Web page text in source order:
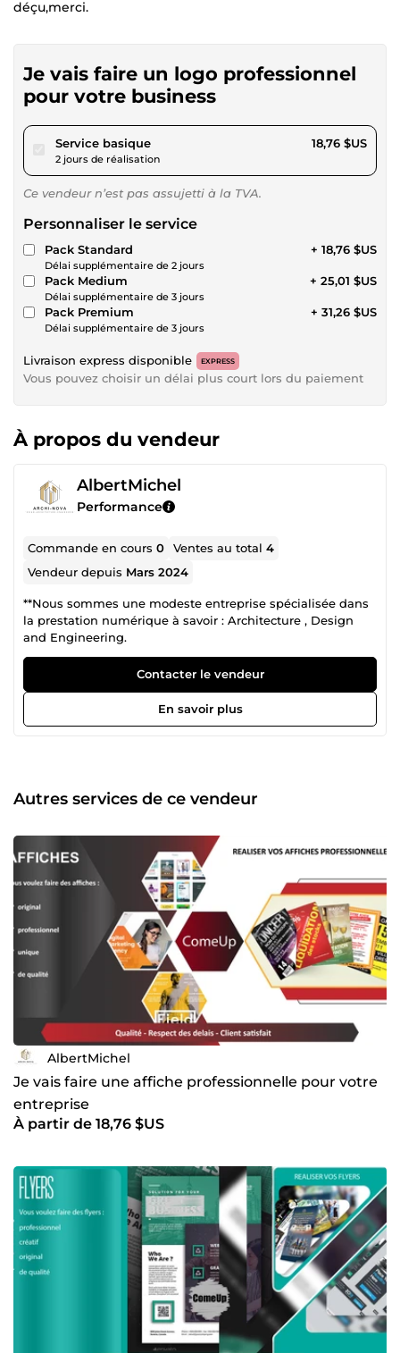
déçu,merci.
Je vais faire un logo professionnel
pour votre business
Service basiquepour 17,29 $US
2 jours de réalisation
18,76 $US
Ce vendeur n’est pas assujetti à la TVA.
Personnaliser le service
Pack Standard
Délai supplémentaire de 2 jours
+ 18,76 $US
Pack Medium
Délai supplémentaire de 3 jours
+ 25,01 $US
Pack Premium
Délai supplémentaire de 3 jours
+ 31,26 $US
Livraison express disponible EXPRESS
Vous pouvez choisir un délai plus court lors du paiement
À propos du vendeur
AlbertMichel
Performance
Commande en cours0 Ventes au total4
Vendeur depuis Mars 2024
**Nous sommes une modeste entreprise spécialisée dans
la prestation numérique à savoir : Architecture , Design
and Engineering.
Contacter le vendeur
En savoir plus
Autres services de ce vendeur
AlbertMichel
Je vais faire une affiche professionnelle pour votre
entreprise
À partir de 18,76 $US